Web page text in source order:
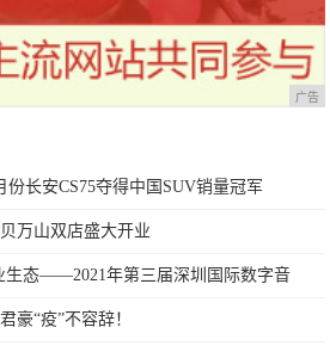
广告
份长安CS75夺得中国SUV销量冠军
万山双店盛大开业
生态——2021年第三届深圳国际数字音
幕
豪“疫”不容辞！